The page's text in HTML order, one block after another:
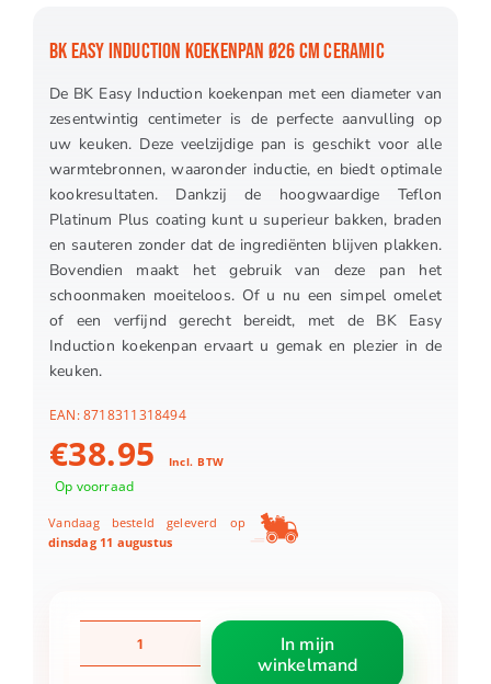
BK EASY INDUCTION KOEKENPAN Ø26 CM CERAMIC
De BK Easy Induction koekenpan met een diameter van
zesentwintig centimeter is de perfecte aanvulling op
uw keuken. Deze veelzijdige pan is geschikt voor alle
warmtebronnen, waaronder inductie, en biedt optimale
kookresultaten. Dankzij de hoogwaardige Teflon
Platinum Plus coating kunt u superieur bakken, braden
en sauteren zonder dat de ingrediënten blijven plakken.
Bovendien maakt het gebruik van deze pan het
schoonmaken moeiteloos. Of u nu een simpel omelet
of een verfijnd gerecht bereidt, met de BK Easy
Induction koekenpan ervaart u gemak en plezier in de
keuken.
EAN:8718311318494
€38.95 Incl. BTW
Op voorraad
Vandaag besteld geleverd op
dinsdag 11 augustus
Easy
In mijn
winkelmand